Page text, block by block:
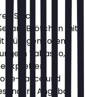
Spicy
Brötchen mit
würzigen roten
Tabasco,
Sauce und
Angebot